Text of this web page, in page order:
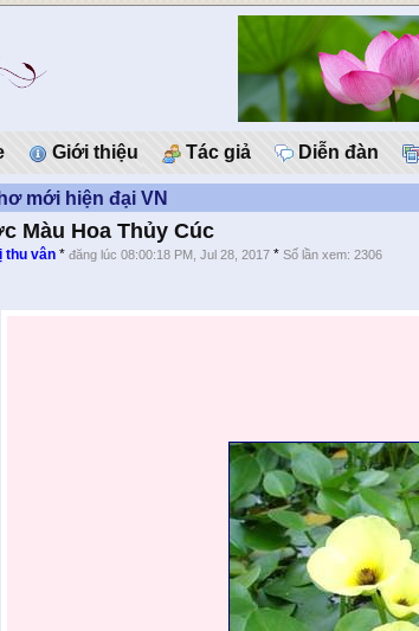
Giới thiệu Tác giả Diễn đàn
mới hiện đại VN
Màu Hoa Thủy Cúc
thu vân *đăng lúc 08:00:18 PM, Jul 28, 2017 *Số lần xem: 2306